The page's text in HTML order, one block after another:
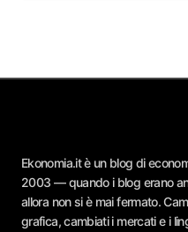
Ekonomia.it è un blog di
2003 — quando i blog erano
allora non si è mai fermato.
grafica, cambiati i mercati e i